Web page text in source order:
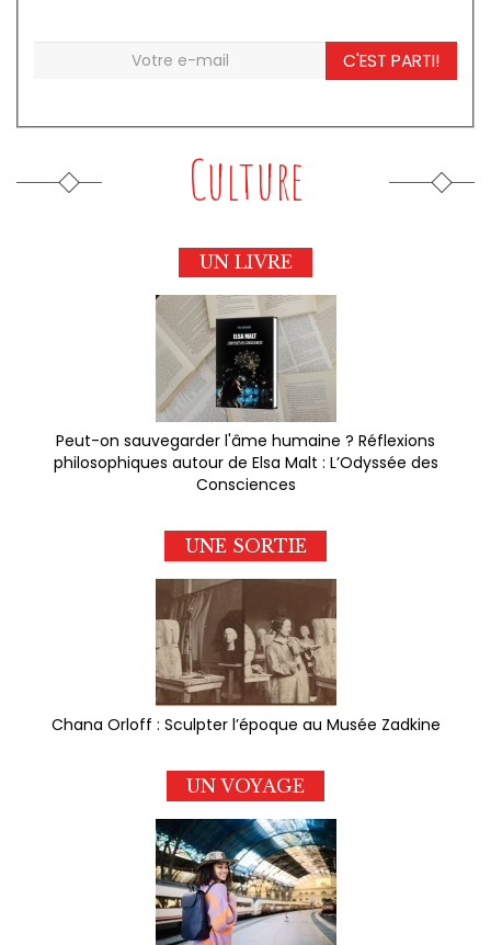
C'EST PARTI!
Culture
UN LIVRE
Peut-on sauvegarder l'âme humaine ? Réflexions
philosophiques autour de Elsa Malt : L’Odyssée des
Consciences
UNE SORTIE
Chana Orloff : Sculpter l’époque au Musée Zadkine
UN VOYAGE